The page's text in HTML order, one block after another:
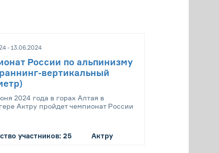
- 13.06.2024
России по альпинизму
вертикальный
2024 года в горах Алтая в
Актру пройдет чемпионат России
участников: 25 Актру